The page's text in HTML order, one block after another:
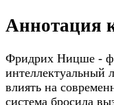
Аннотация
Фридрих Ницше -
интеллектуальный
влиять на
система бросила